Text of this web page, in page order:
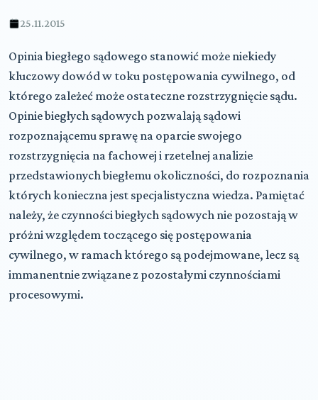
25.11.2015
Opinia biegłego sądowego stanowić może niekiedy
kluczowy dowód w toku postępowania cywilnego, od
którego zależeć może ostateczne rozstrzygnięcie sądu.
Opinie biegłych sądowych pozwalają sądowi
rozpoznającemu sprawę na oparcie swojego
rozstrzygnięcia na fachowej i rzetelnej analizie
przedstawionych biegłemu okoliczności, do rozpoznania
których konieczna jest specjalistyczna wiedza. Pamiętać
należy, że czynności biegłych sądowych nie pozostają w
próżni względem toczącego się postępowania
cywilnego, w ramach którego są podejmowane, lecz są
immanentnie związane z pozostałymi czynnościami
procesowymi.